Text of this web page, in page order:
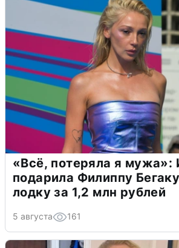
«Всё, потеряла я мужа»:
подарила Филиппу
лодку за 1,2 млн рублей
5 августа 161